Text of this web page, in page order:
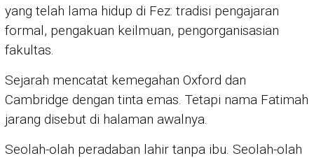
yang telah lama hidup di Fez: tradisi pengajaran
formal, pengakuan keilmuan, pengorganisasian
fakultas.
Sejarah mencatat kemegahan Oxford dan
Cambridge dengan tinta emas. Tetapi nama Fatimah
jarang disebut di halaman awalnya.
Seolah-olah peradaban lahir tanpa ibu. Seolah-olah